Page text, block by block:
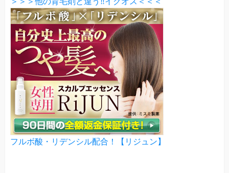
フルボ酸・リデンシル配合！【リジュン】